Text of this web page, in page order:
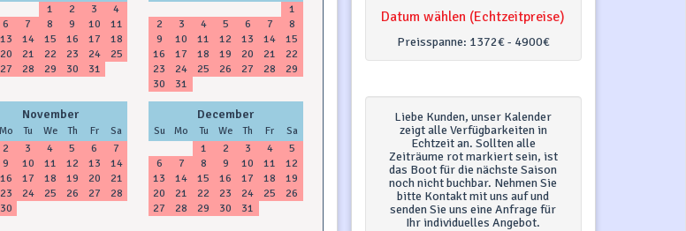
1 2 3
4
6 7 8 9 10
11
13 14 15 16 17
18
20 21 22 23 24
25
27 28 29 30 31
1
2
3 4 5 6 7
8
9
10 11 12 13 14
15
16
17 18 19 20 21
22
23
24 25 26 27 28
29
30
31
November
Mo Tu We Th Fr Sa
2 3 4 5 6
7
9 10 11 12 13
14
16 17 18 19 20
21
23 24 25 26 27
28
30
December
Su Mo Tu We Th Fr Sa
1 2 3 4
5
6
7 8 9 10 11
12
13
14 15 16 17 18
19
20
21 22 23 24 25
26
27
28 29 30 31
Datum wählen (Echtzeitpreise)
Preisspanne: 1372€ - 4900€
Liebe Kunden, unser Kalender
zeigt alle Verfügbarkeiten in
Echtzeit an. Sollten alle
Zeiträume rot markiert sein, ist
das Boot für die nächste Saison
noch nicht buchbar. Nehmen Sie
bitte Kontakt mit uns auf und
senden Sie uns eine Anfrage für
Ihr individuelles Angebot.